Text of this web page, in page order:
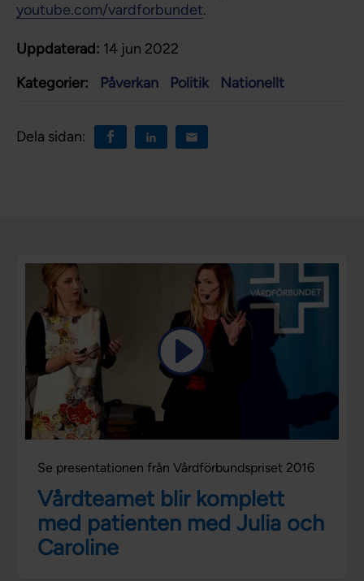
youtube.com/vardforbundet.
Uppdaterad: 14 jun 2022
Kategorier:
Påverkan Politik Nationellt
Dela sidan:
Se presentationen från Vårdförbundspriset 2016
Vårdteamet blir komplett
med patienten med Julia och
Caroline